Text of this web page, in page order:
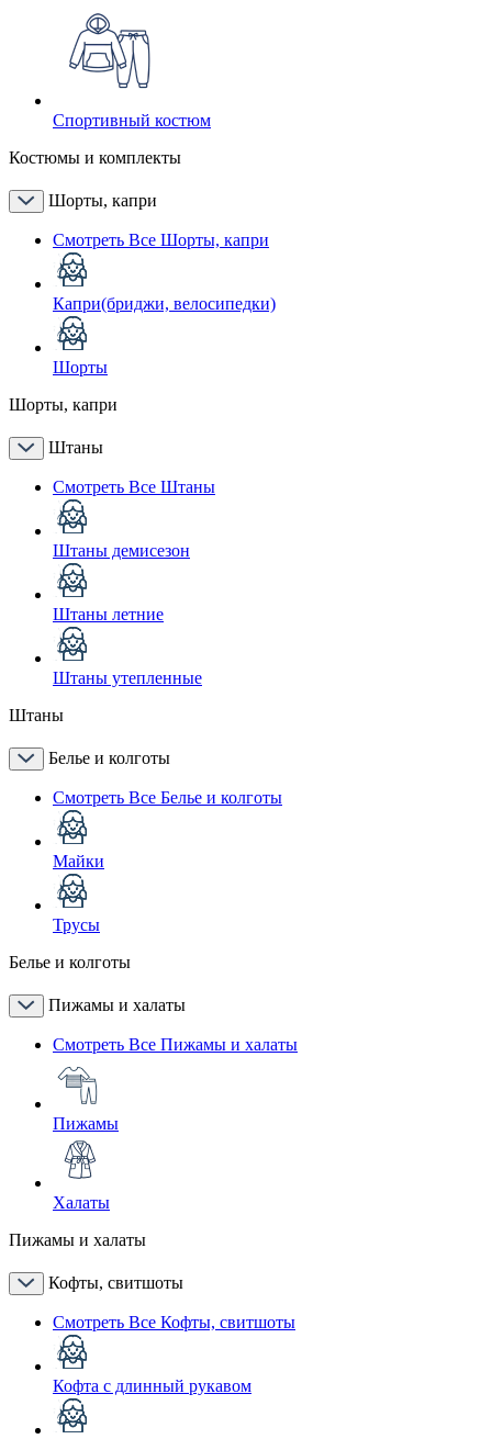
Спортивный костюм
Костюмы и комплекты
Шорты, капри
Смотреть Все Шорты, капри
Капри(бриджи, велосипедки)
Шорты
Шорты, капри
Штаны
Смотреть Все Штаны
Штаны демисезон
Штаны летние
Штаны утепленные
Штаны
Белье и колготы
Смотреть Все Белье и колготы
Майки
Трусы
Белье и колготы
Пижамы и халаты
Смотреть Все Пижамы и халаты
Пижамы
Халаты
Пижамы и халаты
Кофты, свитшоты
Смотреть Все Кофты, свитшоты
Кофта с длинный рукавом